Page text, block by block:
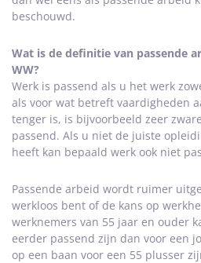
beschouwd.
Wat is de definitie van passende
WW?
Werk is passend als u het werk
als voor wat betreft vaardigheden
tenger is, is bijvoorbeeld zeer
passend. Als u niet de juiste
heeft kan bepaald werk ook niet
Passende arbeid wordt ruimer
werkloos bent of de kans op
werknemers van 55 jaar en ouder
eerder passend zijn dan voor een
op een baan voor een 55 plusser